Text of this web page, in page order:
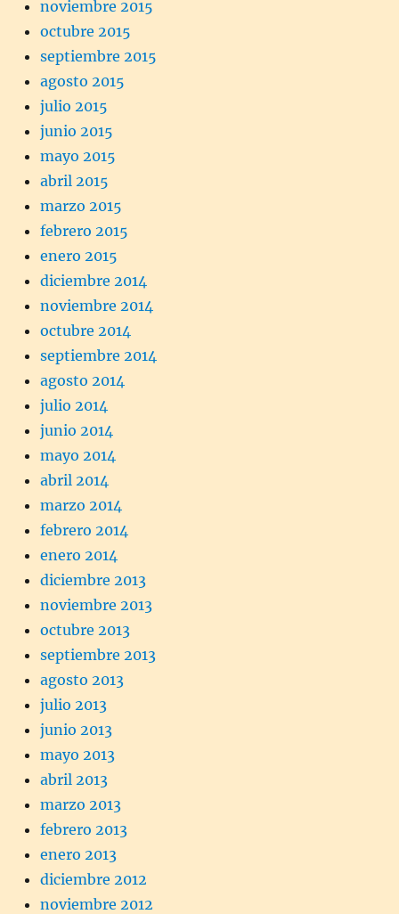
noviembre 2015
octubre 2015
septiembre 2015
agosto 2015
julio 2015
junio 2015
mayo 2015
abril 2015
marzo 2015
febrero 2015
enero 2015
diciembre 2014
noviembre 2014
octubre 2014
septiembre 2014
agosto 2014
julio 2014
junio 2014
mayo 2014
abril 2014
marzo 2014
febrero 2014
enero 2014
diciembre 2013
noviembre 2013
octubre 2013
septiembre 2013
agosto 2013
julio 2013
junio 2013
mayo 2013
abril 2013
marzo 2013
febrero 2013
enero 2013
diciembre 2012
noviembre 2012